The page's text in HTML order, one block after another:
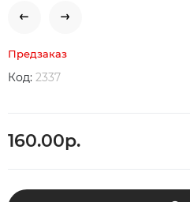
Предзаказ
Код: 2337
160.00р.